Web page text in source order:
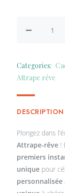
Categories:
Attrape rêve
DESCRIPTION
Plongez dans
Attrape-rêve !
premiers
unique pour
personnalisée